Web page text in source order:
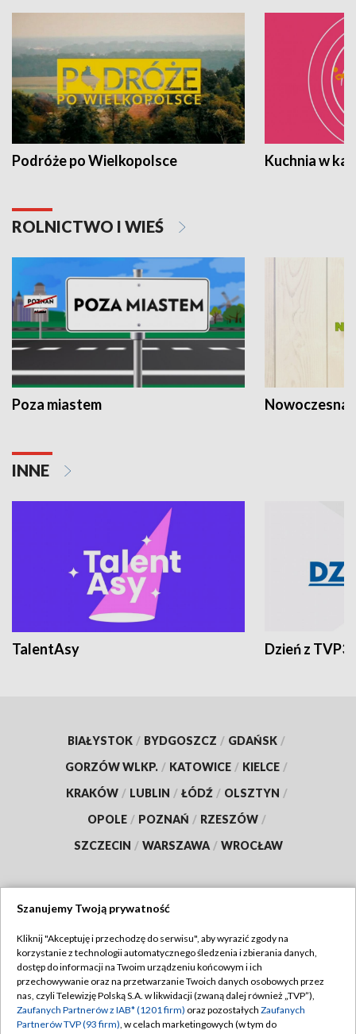
Podróże po Wielkopolsce Kuchnia w
ROLNICTWO I WIEŚ
Poza miastem Nowoczesna
INNE
TalentAsy Dzień z TVP3
BIAŁYSTOK / BYDGOSZCZ / GDAŃSK /
GORZÓW WLKP. / KATOWICE / KIELCE /
KRAKÓW / LUBLIN / ŁÓDŹ / OLSZTYN /
OPOLE / POZNAŃ / RZESZÓW /
SZCZECIN / WARSZAWA / WROCŁAW
TVP
Abonament TVP
Emisja w TVP
Regulamin TVP
Polityka prywatności
Szanujemy Twoją prywatność
Kliknij "Akceptuję i przechodzę do serwisu", aby wyrazić zgody na
korzystanie z technologii automatycznego śledzenia i zbierania danych,
dostęp do informacji na Twoim urządzeniu końcowym i ich
przechowywanie oraz na przetwarzanie Twoich danych osobowych przez
nas, czyli Telewizję Polską S.A. w likwidacji (zwaną dalej również „TVP”),
Zaufanych Partnerów z IAB* (1201 firm) oraz pozostałych Zaufanych
Partnerów TVP (93 firm), w celach marketingowych (w tym do